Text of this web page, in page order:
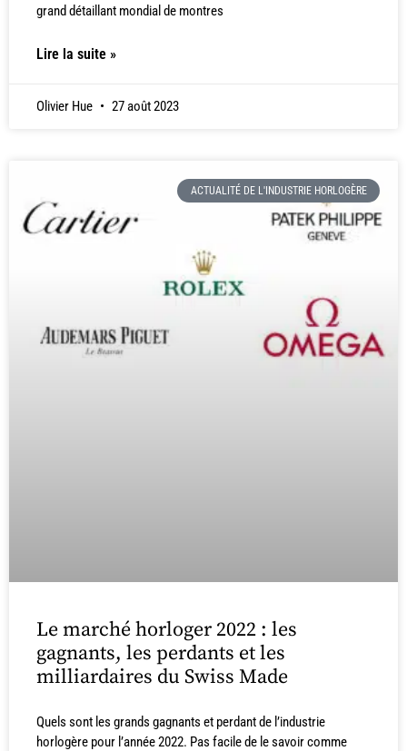
grand détaillant mondial de montres
Lire la suite »
Olivier Hue 27 août 2023
ACTUALITÉ DE L'INDUSTRIE HORLOGÈRE
Le marché horloger 2022 : les
gagnants, les perdants et les
milliardaires du Swiss Made
Quels sont les grands gagnants et perdant de l’industrie
horlogère pour l’année 2022. Pas facile de le savoir comme